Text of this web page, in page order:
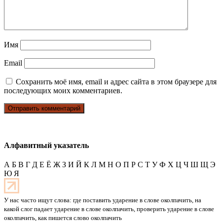
Имя
Email
Сохранить моё имя, email и адрес сайта в этом браузере для
последующих моих комментариев.
Алфавитный указатель
А Б В Г Д Е Ё Ж З И Й К Л М Н О П Р С Т У Ф Х Ц Ч Ш Щ Э
Ю Я
У нас часто ищут слова: где поставить ударение в слове околпачить, на
какой слог падает ударение в слове околпачить, проверить ударение в слове
околпачить, как пишется слово околпачить